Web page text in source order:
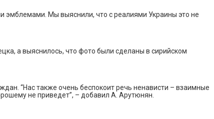
эмблемами. Мы выяснили, что с реалиями Украины это не
а выяснилось, что фото были сделаны в сирийском
“Нас также очень беспокоит речь ненависти – взаимные
не приведет”, – добавил А. Арутюнян.